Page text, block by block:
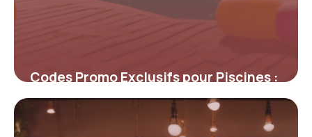
Codes Promo Exclusifs pour Piscines :
Économisez sur l’Équipement de Votre
Espace Aquatique